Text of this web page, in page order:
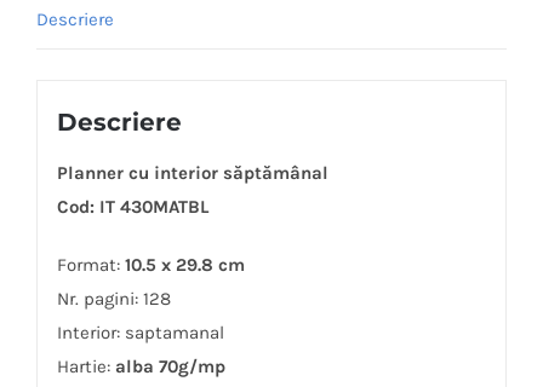
Descriere
Descriere
Planner cu interior săptămânal
Cod: IT 430MATBL
Format: 10.5 x 29.8 cm
Nr. pagini: 128
Interior: saptamanal
Hartie: alba 70g/mp